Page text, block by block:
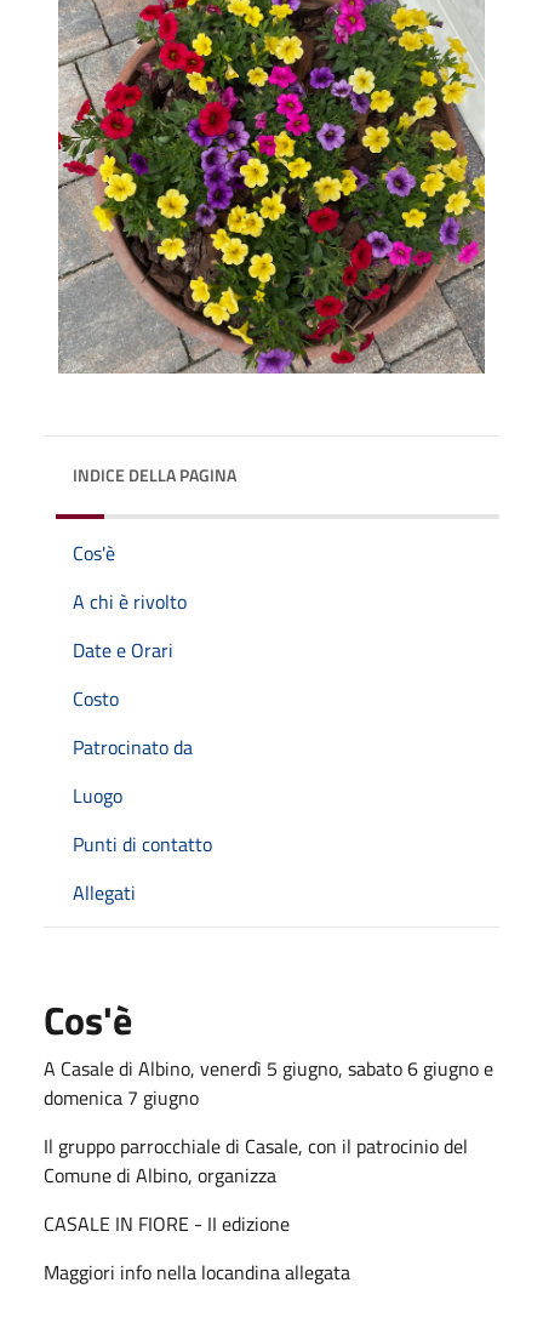
INDICE DELLA PAGINA
Cos'è
A chi è rivolto
Date e Orari
Costo
Patrocinato da
Luogo
Punti di contatto
Allegati
Cos'è
A Casale di Albino, venerdì 5 giugno, sabato 6 giugno e
domenica 7 giugno
Il gruppo parrocchiale di Casale, con il patrocinio del
Comune di Albino, organizza
CASALE IN FIORE - II edizione
Maggiori info nella locandina allegata